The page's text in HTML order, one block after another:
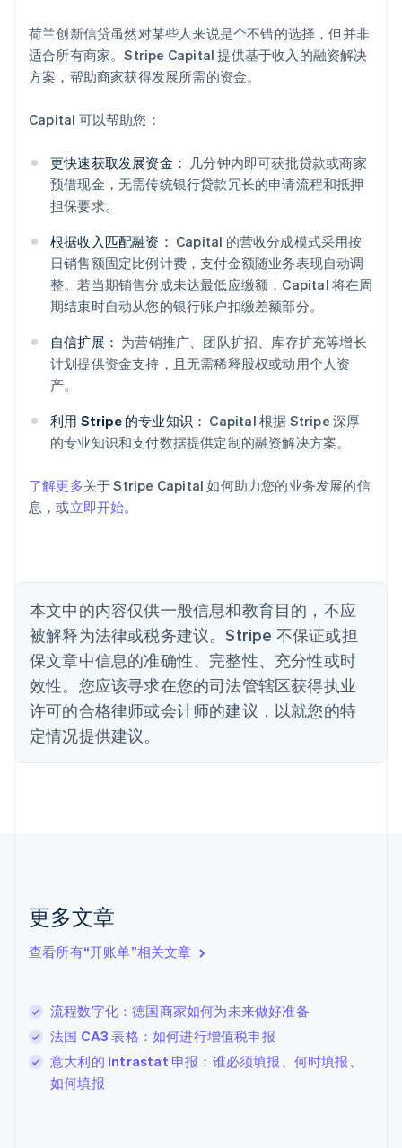
荷兰创新信贷虽然对某些人来说是个不错的选择，但并非
适合所有商家。Stripe Capital 提供基于收入的融资解决
方案，帮助商家获得发展所需的资金。
Capital 可以帮助您：
更快速获取发展资金： 几分钟内即可获批贷款或商家
预借现金，无需传统银行贷款冗长的申请流程和抵押
担保要求。
根据收入匹配融资： Capital 的营收分成模式采用按
日销售额固定比例计费，支付金额随业务表现自动调
整。若当期销售分成未达最低应缴额，Capital 将在周
期结束时自动从您的银行账户扣缴差额部分。
自信扩展： 为营销推广、团队扩招、库存扩充等增长
计划提供资金支持，且无需稀释股权或动用个人资
产。
利用 Stripe 的专业知识： Capital 根据 Stripe 深厚
的专业知识和支付数据提供定制的融资解决方案。
了解更多关于 Stripe Capital 如何助力您的业务发展的信
息，或立即开始。
本文中的内容仅供一般信息和教育目的，不应
被解释为法律或税务建议。Stripe 不保证或担
保文章中信息的准确性、完整性、充分性或时
效性。您应该寻求在您的司法管辖区获得执业
许可的合格律师或会计师的建议，以就您的特
定情况提供建议。
更多文章
查看所有“开账单”相关文章
流程数字化：德国商家如何为未来做好准备
法国 CA3 表格：如何进行增值税申报
意大利的 Intrastat 申报：谁必须填报、何时填报、
如何填报
English
爱尔兰
English
English
奥地利
DeutschEnglish
English
巴西
比利时
波兰
English
丹麦
English
德国
Deutsch English
法国
FrançaisEnglish
芬兰
克罗地亚
EnglishItaliano
拉脱维亚
English
列支敦士登
DeutschEnglish
卢森堡
Français DeutschEnglish
罗马尼亚